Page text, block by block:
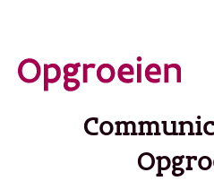
direct
Main
navigation